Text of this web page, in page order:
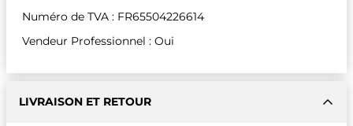
Numéro de TVA : FR65504226614
Vendeur Professionnel : Oui
LIVRAISON ET RETOUR